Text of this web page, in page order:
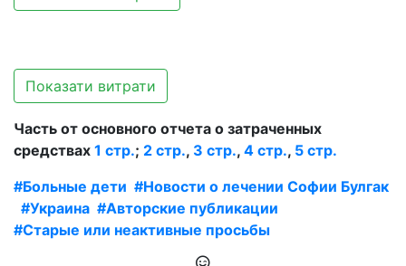
Показати витрати
Часть от основного отчета о затраченных
средствах 1 стр.; 2 стр., 3 стр., 4 стр., 5 стр.
#Больные дети #Новости о лечении Софии Булгак
#Украина #Авторские публикации
#Старые или неактивные просьбы